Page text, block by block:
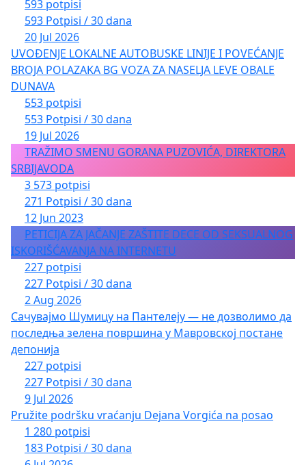
593 potpisi
593 Potpisi / 30 dana
20 Jul 2026
UVOĐENJE LOKALNE AUTOBUSKE LINIJE I POVEĆANJE
BROJA POLAZAKA BG VOZA ZA NASELJA LEVE OBALE
DUNAVA
553 potpisi
553 Potpisi / 30 dana
19 Jul 2026
TRAŽIMO SMENU GORANA PUZOVIĆA, DIREKTORA
SRBIJAVODA
3 573 potpisi
271 Potpisi / 30 dana
12 Jun 2023
PETICIJA ZA JAČANJE ZAŠTITE DECE OD SEKSUALNOG
ISKORIŠĆAVANJA NA INTERNETU
227 potpisi
227 Potpisi / 30 dana
2 Aug 2026
Сачувајмо Шумицу на Пантелеју — не дозволимо да
последња зелена површина у Мавровској постане
депонија
227 potpisi
227 Potpisi / 30 dana
9 Jul 2026
Pružite podršku vraćanju Dejana Vorgića na posao
1 280 potpisi
183 Potpisi / 30 dana